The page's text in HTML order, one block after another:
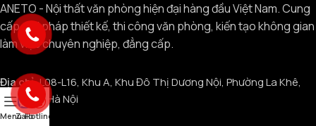
ANETO - Nội thất văn phòng hiện đại hàng đầu Việt Nam. Cung
cấp giải pháp thiết kế, thi công văn phòng, kiến tạo không gian
làm việc chuyên nghiệp, đẳng cấp.
Địa chỉ:L08-L16, Khu A, Khu Đô Thị Dương Nội, Phường La Khê,
Hà Đông, Hà Nội
MenuZaloHotline